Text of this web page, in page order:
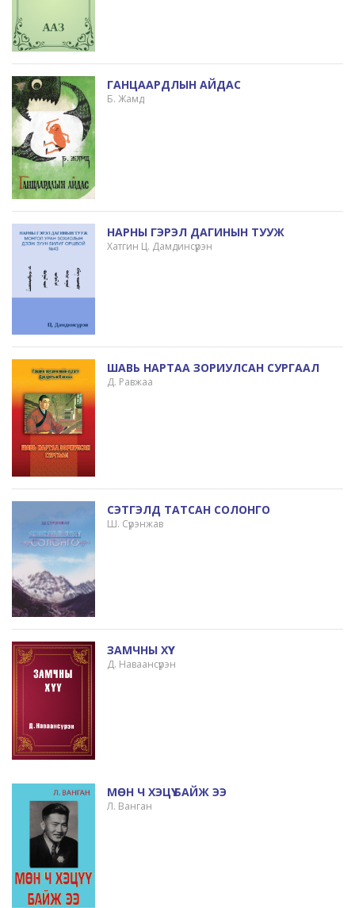
ГАНЦААРДЛЫН АЙДАС
Б. Жамд
НАРНЫ ГЭРЭЛ ДАГИНЫН ТУУЖ
Хатгин Ц. Дамдинсүрэн
ШАВЬ НАРТАА ЗОРИУЛСАН СУРГААЛ
Д. Равжаа
СЭТГЭЛД ТАТСАН СОЛОНГО
Ш. Сүрэнжав
ЗАМЧНЫ ХҮҮ
Д. Наваансүрэн
МӨН Ч ХЭЦҮҮ БАЙЖ ЭЭ
Л. Ванган